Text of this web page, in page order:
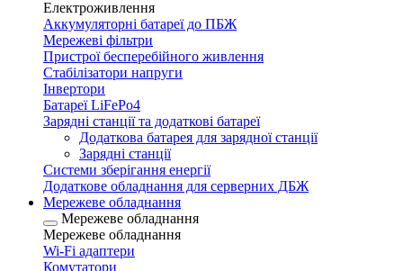
Електроживлення
Аккумуляторні батареї до ПБЖ
Мережеві фільтри
Пристрої бесперебійного живлення
Стабілізатори напруги
Інвертори
Батареї LiFePo4
Зарядні станції та додаткові батареї
Додаткова батарея для зарядної станції
Зарядні станції
Системи зберігання енергії
Додаткове обладнання для серверних ДБЖ
Мережеве обладнання
Мережеве обладнання
Мережеве обладнання
Wi-Fi адаптери
Комутатори